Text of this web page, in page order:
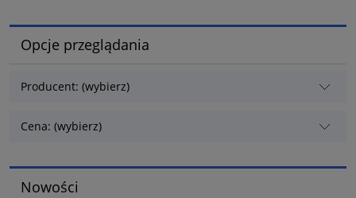
Opcje przeglądania
Producent: (wybierz)
Cena: (wybierz)
Nowości